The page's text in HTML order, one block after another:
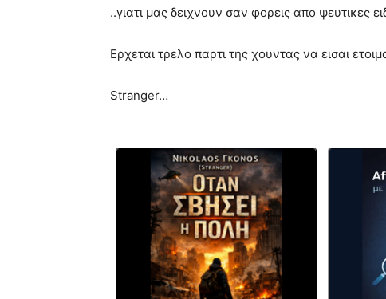
..γιατι μας δειχνουν σαν φορεις απο ψευτικες
Ερχεται τρελο παρτι της χουντας να εισαι
Stranger…